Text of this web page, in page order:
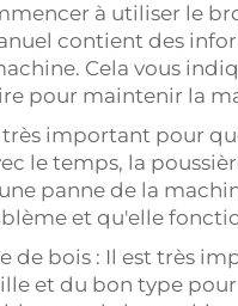
à utiliser le
contient des
Cela vous
pour maintenir la
important pour
le temps, la
panne de la
et qu'elle
de bois : Il est très
et du bon type